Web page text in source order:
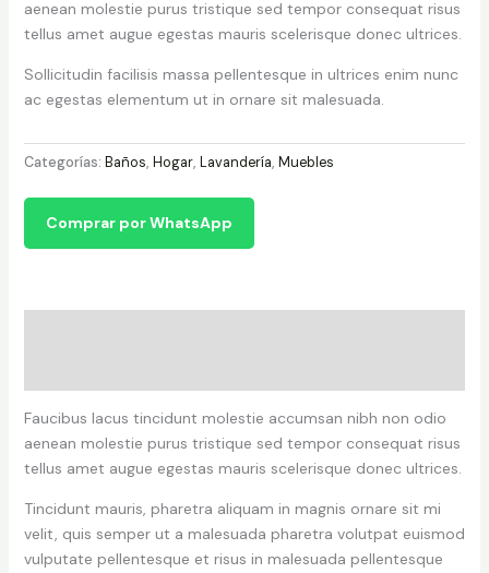
aenean molestie purus tristique sed tempor consequat risus
tellus amet augue egestas mauris scelerisque donec ultrices.
Sollicitudin facilisis massa pellentesque in ultrices enim nunc
ac egestas elementum ut in ornare sit malesuada.
Categorías: Baños, Hogar, Lavandería, Muebles
Comprar por WhatsApp
Faucibus lacus tincidunt molestie accumsan nibh non odio
aenean molestie purus tristique sed tempor consequat risus
tellus amet augue egestas mauris scelerisque donec ultrices.
Tincidunt mauris, pharetra aliquam in magnis ornare sit mi
velit, quis semper ut a malesuada pharetra volutpat euismod
vulputate pellentesque et risus in malesuada pellentesque